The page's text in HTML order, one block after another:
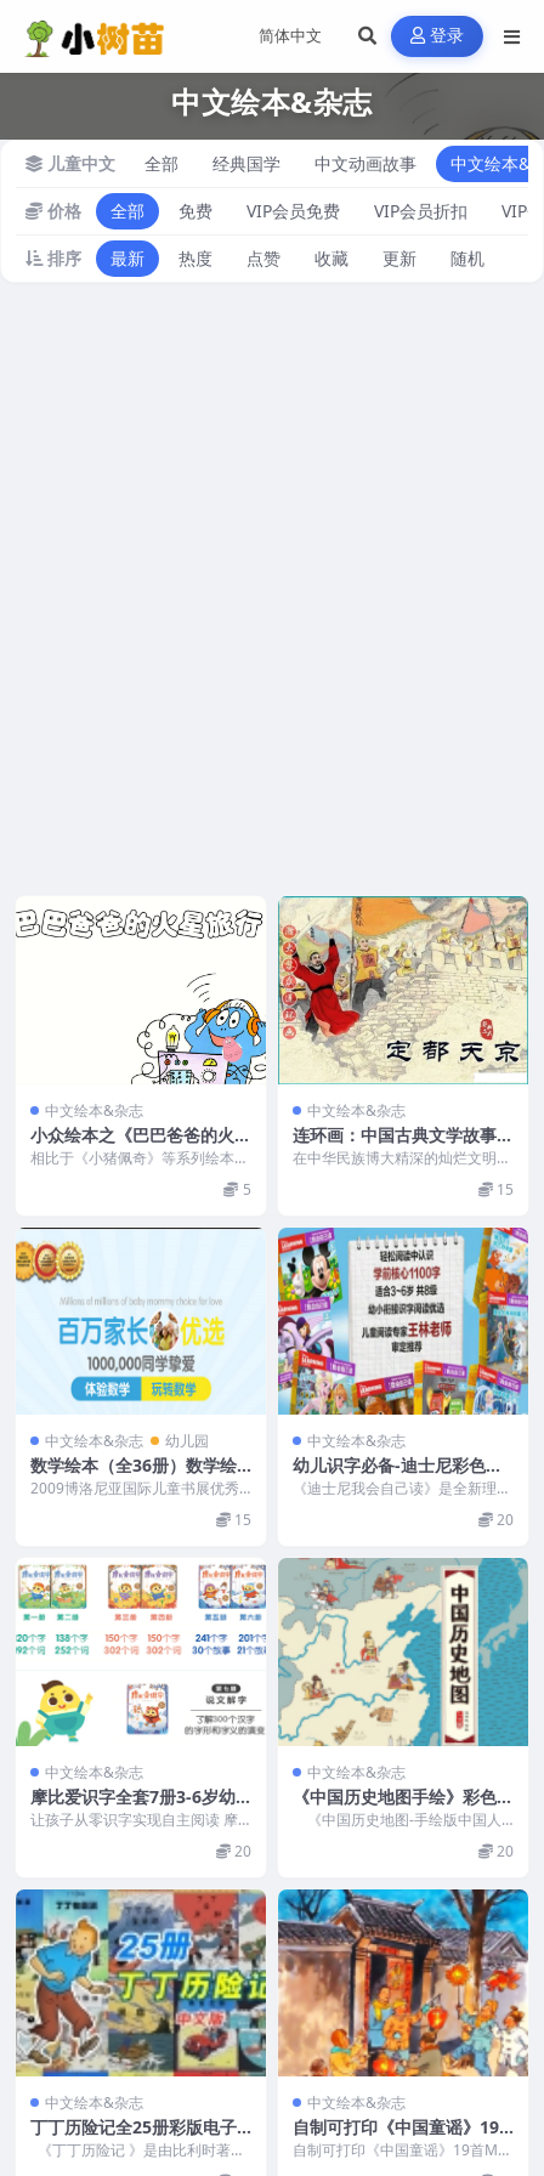
登录
中文绘本&杂志
儿童中文 全部 经典国学 中文动画故事 中文绘本&
价格 全部 免费 VIP会员免费 VIP会员折扣 VIP
排序 最新 热度 点赞 收藏 更新 随机
中文绘本&杂志
小众绘本之《巴巴爸爸的火星
旅行》 （PDF）
相比于《小猪佩奇》等系列绘本，
《巴巴爸爸》系列会小众很多，这
5
中文绘本&杂志
连环画：中国古典文学故事
（72册）PDF
在中华民族博大精深的灿烂文明之
中，最为浩繁宏富的莫过于古典文
15
中文绘本&杂志 幼儿园
数学绘本（全36册）数学绘
本故事(PDF)
2009博洛尼亚国际儿童书展优秀
童书奖第十五届NOMA图画书插画
15
中文绘本&杂志
幼儿识字必备-迪士尼彩色绘
本《我会自己读 》1-6级(PD
《迪士尼我会自己读》是全新理念
的阅读能力训练故事书，共分为8
20
中文绘本&杂志
摩比爱识字全套7册3-6岁幼
儿园学前识字神器(PDF)
让孩子从零识字实现自主阅读 摩
比爱识字 书本内容、配套材料 7本
20
中文绘本&杂志
《中国历史地图手绘》彩色版
（PDF）
《中国历史地图-手绘版中国人
文版》作者洋洋兔，书的形式咔哇
20
中文绘本&杂志
丁丁历险记全25册彩版电子
书中文版（PDF）
《丁丁历险记 》是由比利时著名
漫画大师埃尔热倾其毕生心血，精
中文绘本&杂志
自制可打印《中国童谣》19
首MP3+PDF
自制可打印《中国童谣》19首MP